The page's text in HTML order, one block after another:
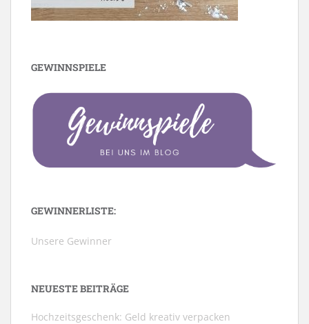
GEWINNSPIELE
GEWINNERLISTE:
Unsere Gewinner
NEUESTE BEITRÄGE
Hochzeitsgeschenk: Geld kreativ verpacken